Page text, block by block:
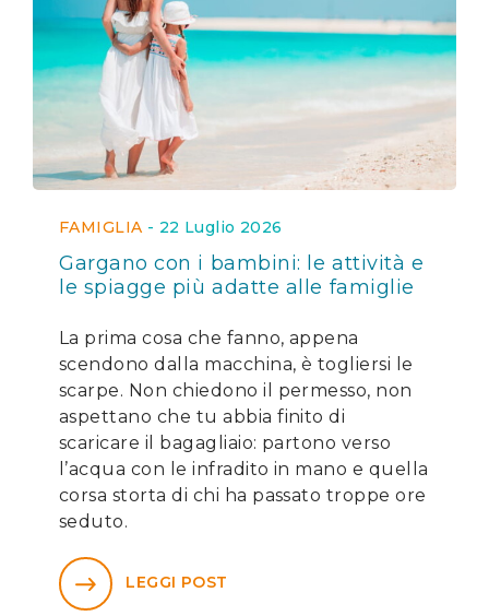
FAMIGLIA - 22 Luglio 2026
Gargano con i bambini: le attività e
le spiagge più adatte alle famiglie
La prima cosa che fanno, appena
scendono dalla macchina, è togliersi le
scarpe. Non chiedono il permesso, non
aspettano che tu abbia finito di
scaricare il bagagliaio: partono verso
l’acqua con le infradito in mano e quella
corsa storta di chi ha passato troppe ore
seduto.
LEGGI POST